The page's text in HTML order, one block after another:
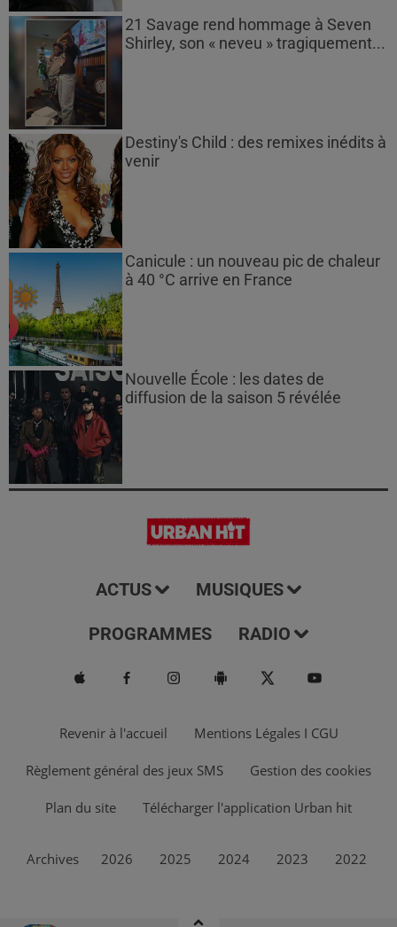
21 Savage rend hommage à Seven
Shirley, son « neveu » tragiquement...
Destiny's Child : des remixes inédits à
venir
Canicule : un nouveau pic de chaleur
à 40 °C arrive en France
Nouvelle École : les dates de
diffusion de la saison 5 révélée
ACTUS MUSIQUES
PROGRAMMES RADIO
Revenir à l'accueil Mentions Légales I CGU
Règlement général des jeux SMS Gestion des cookies
Plan du site Télécharger l'application Urban hit
Archives 2026 2025 2024 2023 2022